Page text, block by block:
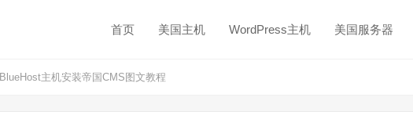
首页 美国主机 WordPress主机 美国服务器
BlueHost主机安装帝国CMS图文教程